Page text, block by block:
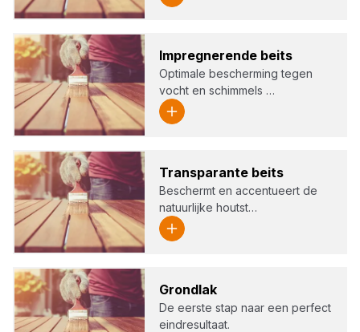
Impreg­ne­ren­de beits
Optimale bescherming tegen
vocht en schimmels …
Trans­pa­ran­te beits
Beschermt en accentueert de
natuurlijke houtst…
Grond­lak
De eerste stap naar een perfect
eindresultaat.